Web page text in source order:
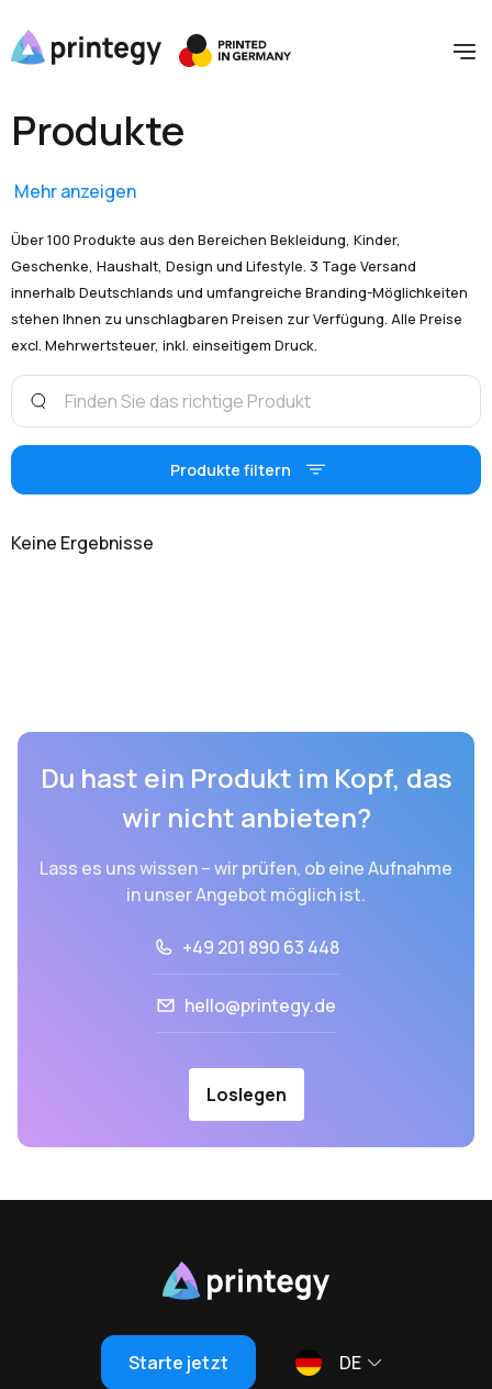
Produkte
Mehr anzeigen
Über 100 Produkte aus den Bereichen Bekleidung, Kinder,
Geschenke, Haushalt, Design und Lifestyle. 3 Tage Versand
innerhalb Deutschlands und umfangreiche Branding-Möglichkeiten
stehen Ihnen zu unschlagbaren Preisen zur Verfügung. Alle Preise
excl. Mehrwertsteuer, inkl. einseitigem Druck.
Produkte filtern
Keine Ergebnisse
Du hast ein Produkt im Kopf, das
wir nicht anbieten?
Lass es uns wissen – wir prüfen, ob eine Aufnahme
in unser Angebot möglich ist.
+49 201 890 63 448
hello@printegy.de
Loslegen
Starte jetzt DE